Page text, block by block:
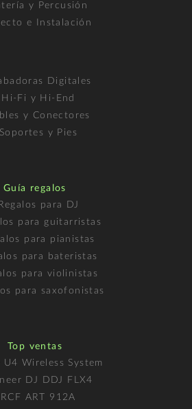
y Percusión
e Instalación
Digitales
Hi-Fi y Hi-End
y Conectores
Soportes y Pies
Guía regalos
Regalos para DJ
para guitarristas
para pianistas
para bateristas
para violinistas
para saxofonistas
Top ventas
U4 Wireless System
DJ DDJ FLX4
RCF ART 912A